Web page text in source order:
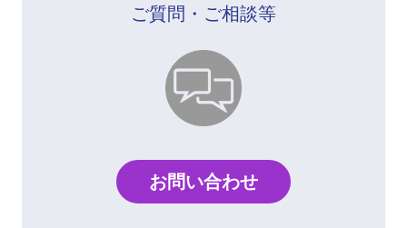
ご質問・ご相談等
お問い合わせ